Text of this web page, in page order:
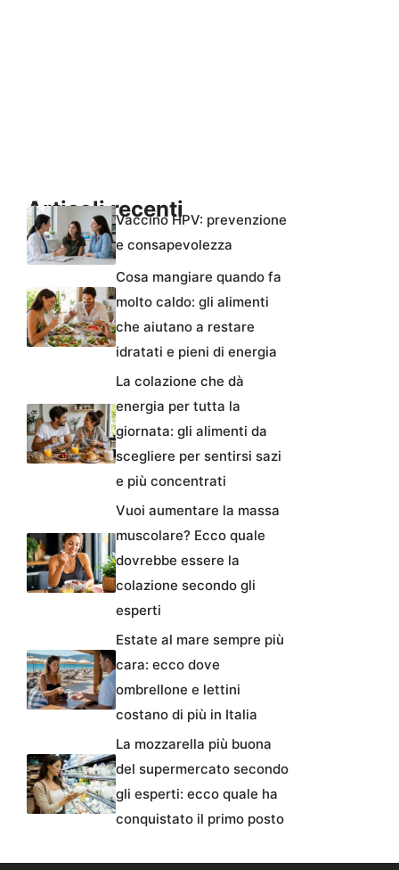
Articoli recentiVaccino HPV: prevenzione
e consapevolezza
Cosa mangiare quando fa
molto caldo: gli alimenti
che aiutano a restare
idratati e pieni di energia
La colazione che dà
energia per tutta la
giornata: gli alimenti da
scegliere per sentirsi sazi
e più concentrati
Vuoi aumentare la massa
muscolare? Ecco quale
dovrebbe essere la
colazione secondo gli
esperti
Estate al mare sempre più
cara: ecco dove
ombrellone e lettini
costano di più in Italia
La mozzarella più buona
del supermercato secondo
gli esperti: ecco quale ha
conquistato il primo posto